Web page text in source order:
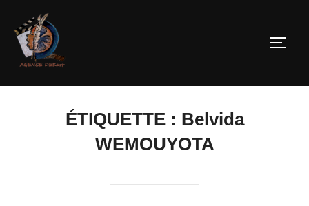
ÉTIQUETTE : Belvida
WEMOUYOTA